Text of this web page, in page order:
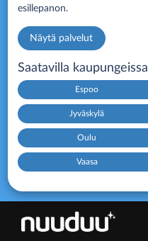
esillepanon.
Näytä palvelut
Saatavilla kaupungeissa
Espoo
Jyväskylä
Oulu
Vaasa